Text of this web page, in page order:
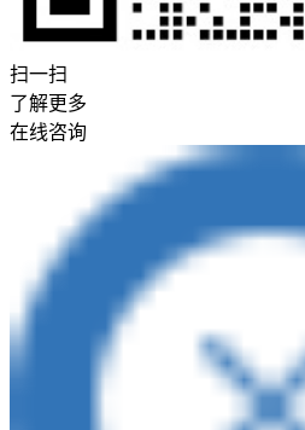
扫一扫
了解更多
在线咨询